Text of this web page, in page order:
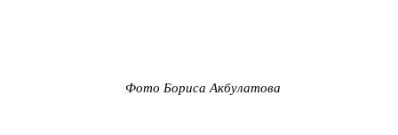
Фото Бориса Акбулатова